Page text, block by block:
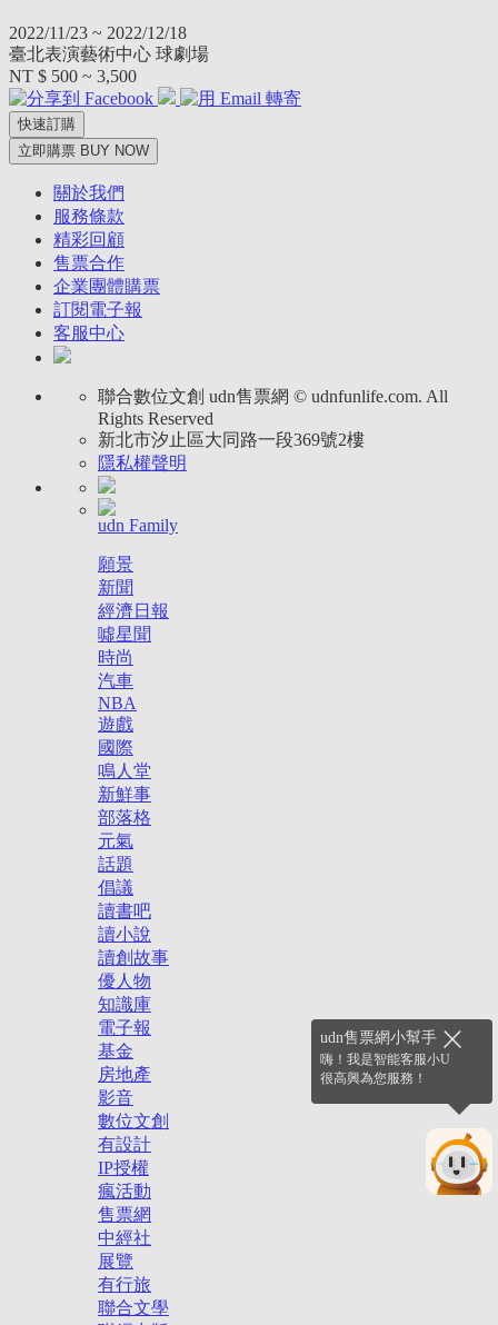
2022/11/23 ~ 2022/12/18
臺北表演藝術中心 球劇場
NT $ 500 ~ 3,500
快速訂購
立即購票 BUY NOW
關於我們
服務條款
精彩回顧
售票合作
企業團體購票
訂閱電子報
客服中心
聯合數位文創 udn售票網 © udnfunlife.com. All
Rights Reserved
新北市汐止區大同路一段369號2樓
隱私權聲明
udn Family
願景
新聞
經濟日報
噓星聞
時尚
汽車
NBA
遊戲
國際
鳴人堂
新鮮事
部落格
元氣
話題
倡議
讀書吧
讀小說
讀創故事
優人物
知識庫
電子報
基金
房地產
影音
數位文創
有設計
IP授權
瘋活動
售票網
中經社
展覽
有行旅
聯合文學
udn售票網小幫手
嗨！我是智能客服小U
很高興為您服務！